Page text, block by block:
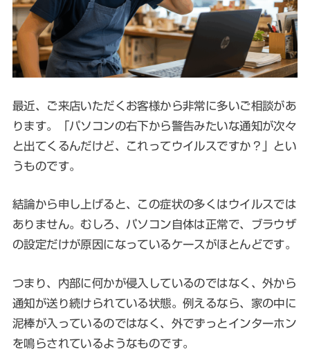
最近、ご来店いただくお客様から非常に多いご相談があ
ります。「パソコンの右下から警告みたいな通知が次々
と出てくるんだけど、これってウイルスですか？」とい
うものです。
結論から申し上げると、この症状の多くはウイルスでは
ありません。むしろ、パソコン自体は正常で、ブラウザ
の設定だけが原因になっているケースがほとんどです。
つまり、内部に何かが侵入しているのではなく、外から
通知が送り続けられている状態。例えるなら、家の中に
泥棒が入っているのではなく、外でずっとインターホン
を鳴らされているようなものです。